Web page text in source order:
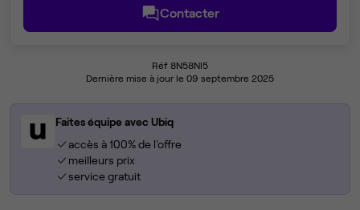
Contacter
Réf 8N58NI5
Dernière mise à jour le 09 septembre 2025
Faites équipe avec Ubiq
accès à 100% de l'offre
meilleurs prix
service gratuit